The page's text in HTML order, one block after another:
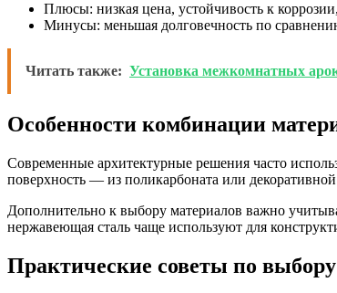
Плюсы: низкая цена, устойчивость к
Минусы: меньшая долговечность по
Читать также: Установка межкомнатных
Особенности комбинации
Современные архитектурные решения часто
поверхность — из поликарбоната или
Дополнительно к выбору материалов важно
нержавеющая сталь чаще используют для
Практические советы по